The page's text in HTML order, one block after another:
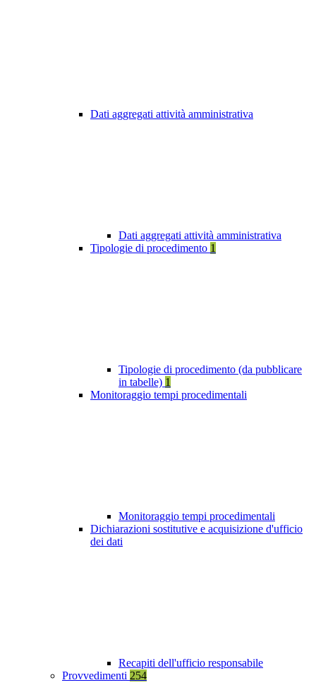
Dati aggregati attività amministrativa
Dati aggregati attività amministrativa
Tipologie di procedimento 1
Tipologie di procedimento (da pubblicare
in tabelle) 1
Monitoraggio tempi procedimentali
Monitoraggio tempi procedimentali
Dichiarazioni sostitutive e acquisizione d'ufficio
dei dati
Recapiti dell'ufficio responsabile
Provvedimenti 254